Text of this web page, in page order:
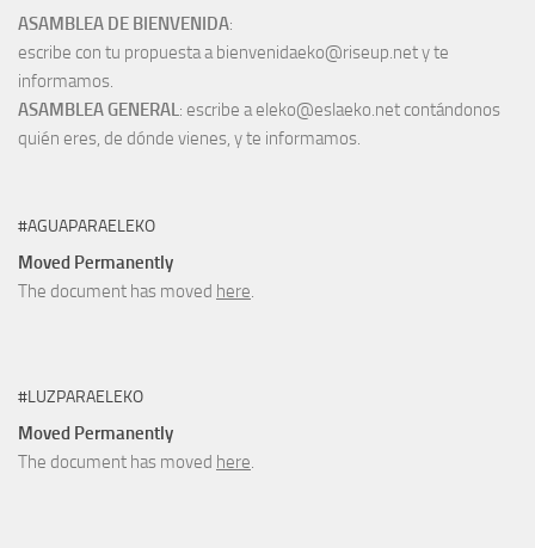
ASAMBLEA DE BIENVENIDA:
escribe con tu propuesta a bienvenidaeko@riseup.net y te
informamos.
ASAMBLEA GENERAL: escribe a eleko@eslaeko.net contándonos
quién eres, de dónde vienes, y te informamos.
#AGUAPARAELEKO
Moved Permanently
The document has moved here.
#LUZPARAELEKO
Moved Permanently
The document has moved here.